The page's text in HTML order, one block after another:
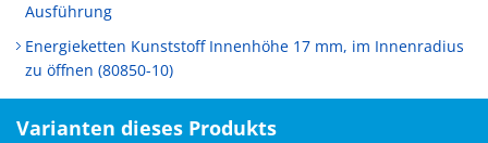
Ausführung
Energieketten Kunststoff Innenhöhe 17 mm, im Innenradius
zu öffnen (80850-10)
Varianten dieses Produkts